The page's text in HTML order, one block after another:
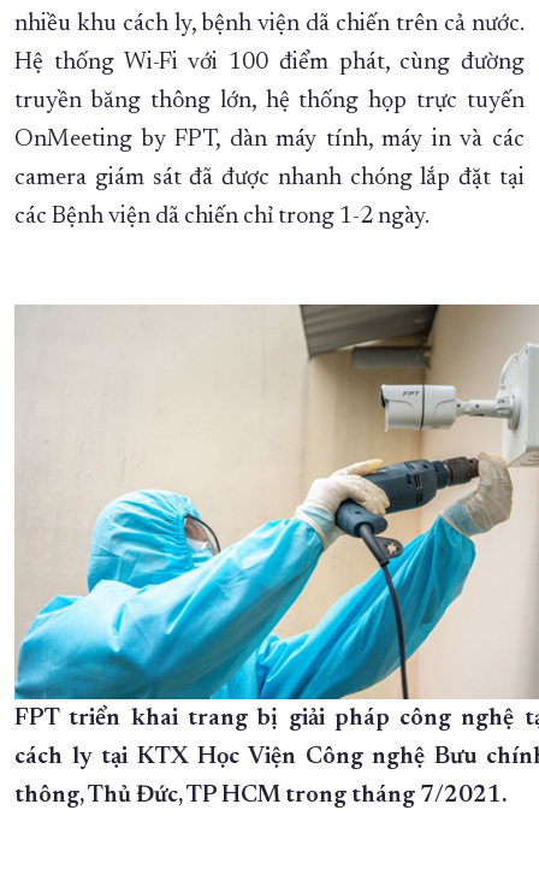
nhiều khu cách ly, bệnh viện dã chiến trên cả nước.
Hệ thống Wi-Fi với 100 điểm phát, cùng đường
truyền băng thông lớn, hệ thống họp trực tuyến
OnMeeting by FPT, dàn máy tính, máy in và các
camera giám sát đã được nhanh chóng lắp đặt tại
các Bệnh viện dã chiến chỉ trong 1-2 ngày.
FPT triển khai trang bị giải pháp công nghệ
cách ly tại KTX Học Viện Công nghệ Bưu
thông, Thủ Đức, TP HCM trong tháng 7/2021.